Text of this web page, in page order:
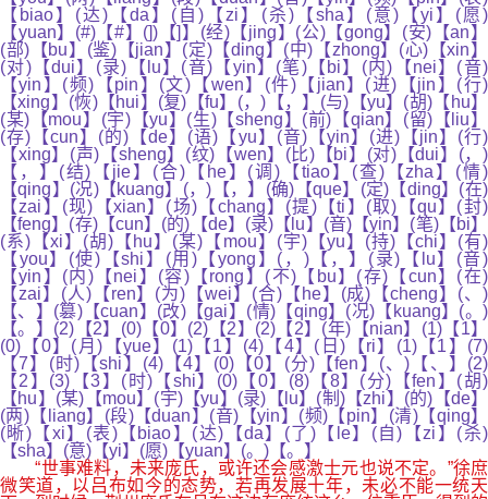
【biao】(达)【da】(自)【zi】(杀)【sha】(意)【yi】(愿)
【yuan】(#)【#】(])【]】(经)【jing】(公)【gong】(安)【an】
(部)【bu】(鉴)【jian】(定)【ding】(中)【zhong】(心)【xin】
(对)【dui】(录)【lu】(音)【yin】(笔)【bi】(内)【nei】(音)
【yin】(频)【pin】(文)【wen】(件)【jian】(进)【jin】(行)
【xing】(恢)【hui】(复)【fu】(，)【，】(与)【yu】(胡)【hu】
(某)【mou】(宇)【yu】(生)【sheng】(前)【qian】(留)【liu】
(存)【cun】(的)【de】(语)【yu】(音)【yin】(进)【jin】(行)
【xing】(声)【sheng】(纹)【wen】(比)【bi】(对)【dui】(，)
【，】(结)【jie】(合)【he】(调)【tiao】(查)【zha】(情)
【qing】(况)【kuang】(，)【，】(确)【que】(定)【ding】(在)
【zai】(现)【xian】(场)【chang】(提)【ti】(取)【qu】(封)
【feng】(存)【cun】(的)【de】(录)【lu】(音)【yin】(笔)【bi】
(系)【xi】(胡)【hu】(某)【mou】(宇)【yu】(持)【chi】(有)
【you】(使)【shi】(用)【yong】(，)【，】(录)【lu】(音)
【yin】(内)【nei】(容)【rong】(不)【bu】(存)【cun】(在)
【zai】(人)【ren】(为)【wei】(合)【he】(成)【cheng】(、)
【、】(篡)【cuan】(改)【gai】(情)【qing】(况)【kuang】(。)
【。】(2)【2】(0)【0】(2)【2】(2)【2】(年)【nian】(1)【1】
(0)【0】(月)【yue】(1)【1】(4)【4】(日)【ri】(1)【1】(7)
【7】(时)【shi】(4)【4】(0)【0】(分)【fen】(、)【、】(2)
【2】(3)【3】(时)【shi】(0)【0】(8)【8】(分)【fen】(胡)
【hu】(某)【mou】(宇)【yu】(录)【lu】(制)【zhi】(的)【de】
(两)【liang】(段)【duan】(音)【yin】(频)【pin】(清)【qing】
(晰)【xi】(表)【biao】(达)【da】(了)【le】(自)【zi】(杀)
【sha】(意)【yi】(愿)【yuan】(。)【。】
“世事难料，未来庞氏，或许还会感激士元也说不定。”徐庶
微笑道，以吕布如今的态势，若再发展十年，未必不能一统天